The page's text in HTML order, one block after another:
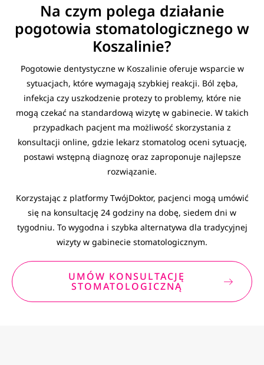
Na czym polega działanie
pogotowia stomatologicznego w
Koszalinie?
Pogotowie dentystyczne w Koszalinie oferuje wsparcie w
sytuacjach, które wymagają szybkiej reakcji. Ból zęba,
infekcja czy uszkodzenie protezy to problemy, które nie
mogą czekać na standardową wizytę w gabinecie. W takich
przypadkach pacjent ma możliwość skorzystania z
konsultacji online, gdzie lekarz stomatolog oceni sytuację,
postawi wstępną diagnozę oraz zaproponuje najlepsze
rozwiązanie.
Korzystając z platformy TwójDoktor, pacjenci mogą umówić
się na konsultację 24 godziny na dobę, siedem dni w
tygodniu. To wygodna i szybka alternatywa dla tradycyjnej
wizyty w gabinecie stomatologicznym.
UMÓW KONSULTACJĘ
STOMATOLOGICZNĄ